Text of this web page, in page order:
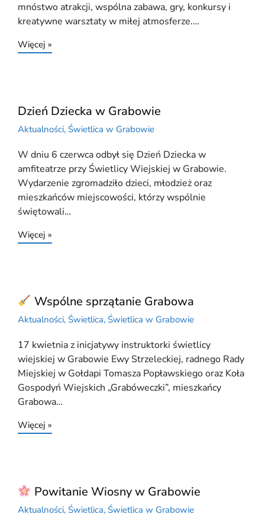
mnóstwo atrakcji, wspólna zabawa, gry, konkursy i
kreatywne warsztaty w miłej atmosferze.…
Więcej »
Dzień Dziecka w Grabowie
Aktualności, Świetlica w Grabowie
W dniu 6 czerwca odbył się Dzień Dziecka w
amfiteatrze przy Świetlicy Wiejskiej w Grabowie.
Wydarzenie zgromadziło dzieci, młodzież oraz
mieszkańców miejscowości, którzy wspólnie
świętowali…
Więcej »
Wspólne sprzątanie Grabowa
Aktualności, Świetlica, Świetlica w Grabowie
17 kwietnia z inicjatywy instruktorki świetlicy
wiejskiej w Grabowie Ewy Strzeleckiej, radnego Rady
Miejskiej w Gołdapi Tomasza Popławskiego oraz Koła
Gospodyń Wiejskich „Grabóweczki”, mieszkańcy
Grabowa…
Więcej »
Powitanie Wiosny w Grabowie
Aktualności, Świetlica, Świetlica w Grabowie